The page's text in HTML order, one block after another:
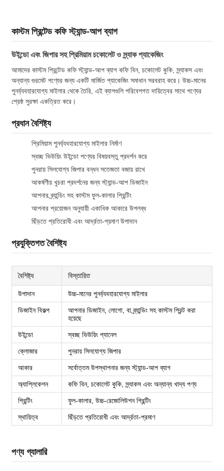
কাস্টম প্রিন্টেড কফি স্ট্যান্ড-আপ ব্যাগ
উইন্ডো এবং জিপার সহ প্রিমিয়াম চকোলেট ও স্ন্যাক প্যাকেজিং
আমাদের কাস্টম প্রিন্টেড কফি স্ট্যান্ড-আপ ব্যাগ কফি বিন, চকোলেট কুকি, স্ন্যাকস এবং
অন্যান্য গুরমেট পণ্যের জন্য একটি মার্জিত প্যাকেজিং সমাধান সরবরাহ করে। উচ্চ-মানের
পুনর্ব্যবহারযোগ্য মাইলার থেকে তৈরি, এই ব্যাগগুলি পরিবেশগত দায়িত্বের সাথে পণ্যের
শ্রেষ্ঠ সুরক্ষা একত্রিত করে।
প্রধান বৈশিষ্ট্য
প্রিমিয়াম পুনর্ব্যবহারযোগ্য মাইলার নির্মাণ
স্বচ্ছ ভিউয়িং উইন্ডো পণ্যের বিষয়বস্তু প্রদর্শন করে
পুনরায় সিলযোগ্য জিপার বন্ধন সতেজতা বজায় রাখে
আকর্ষণীয় খুচরা প্রদর্শনের জন্য স্ট্যান্ড-আপ ডিজাইন
আপনার ব্র্যান্ডিং সহ কাস্টম ফুল-কালার প্রিন্টিং
আপনার প্রয়োজন অনুযায়ী একাধিক আকারে উপলব্ধ
ছিঁড়তে প্রতিরোধী এবং আর্দ্রতা-প্রমাণ উপাদান
প্রযুক্তিগত বৈশিষ্ট্য
বৈশিষ্ট্য বিস্তারিত
উপাদান উচ্চ-মানের পুনর্ব্যবহারযোগ্য মাইলার
ডিজাইন বিকল্প
আপনার ডিজাইন, লোগো, বা ব্র্যান্ডিং সহ কাস্টম প্রিন্ট করা
হয়েছে
উইন্ডো স্বচ্ছ ভিউয়িং প্যানেল
ক্লোজার পুনরায় সিলযোগ্য জিপার
আকার সর্বোত্তম উপস্থাপনার জন্য স্ট্যান্ড-আপ ব্যাগ
অ্যাপ্লিকেশন কফি বিন, চকোলেট কুকি, স্ন্যাকস এবং অন্যান্য খাদ্য পণ্য
প্রিন্টিং ফুল-কালার, উচ্চ-রেজোলিউশন প্রিন্টিং
স্থায়িত্ব ছিঁড়তে প্রতিরোধী এবং আর্দ্রতা-প্রমাণ
পণ্য গ্যালারি